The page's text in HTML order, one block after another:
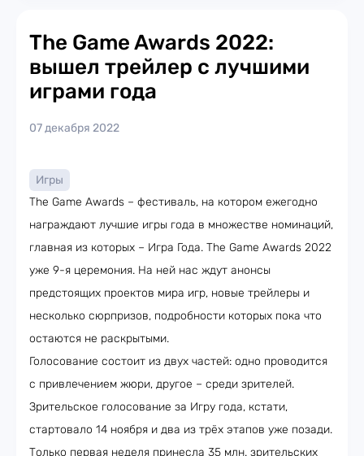
The Game Awards 2022:
вышел трейлер с лучшими
играми года
07 декабря 2022
Игры
The Game Awards – фестиваль, на котором ежегодно
награждают лучшие игры года в множестве номинаций,
главная из которых – Игра Года. The Game Awards 2022
уже 9-я церемония. На ней нас ждут анонсы
предстоящих проектов мира игр, новые трейлеры и
несколько сюрпризов, подробности которых пока что
остаются не раскрытыми.
Голосование состоит из двух частей: одно проводится
с привлечением жюри, другое – среди зрителей.
Зрительское голосование за Игру года, кстати,
стартовало 14 ноября и два из трёх этапов уже позади.
Только первая неделя принесла 35 млн. зрительских